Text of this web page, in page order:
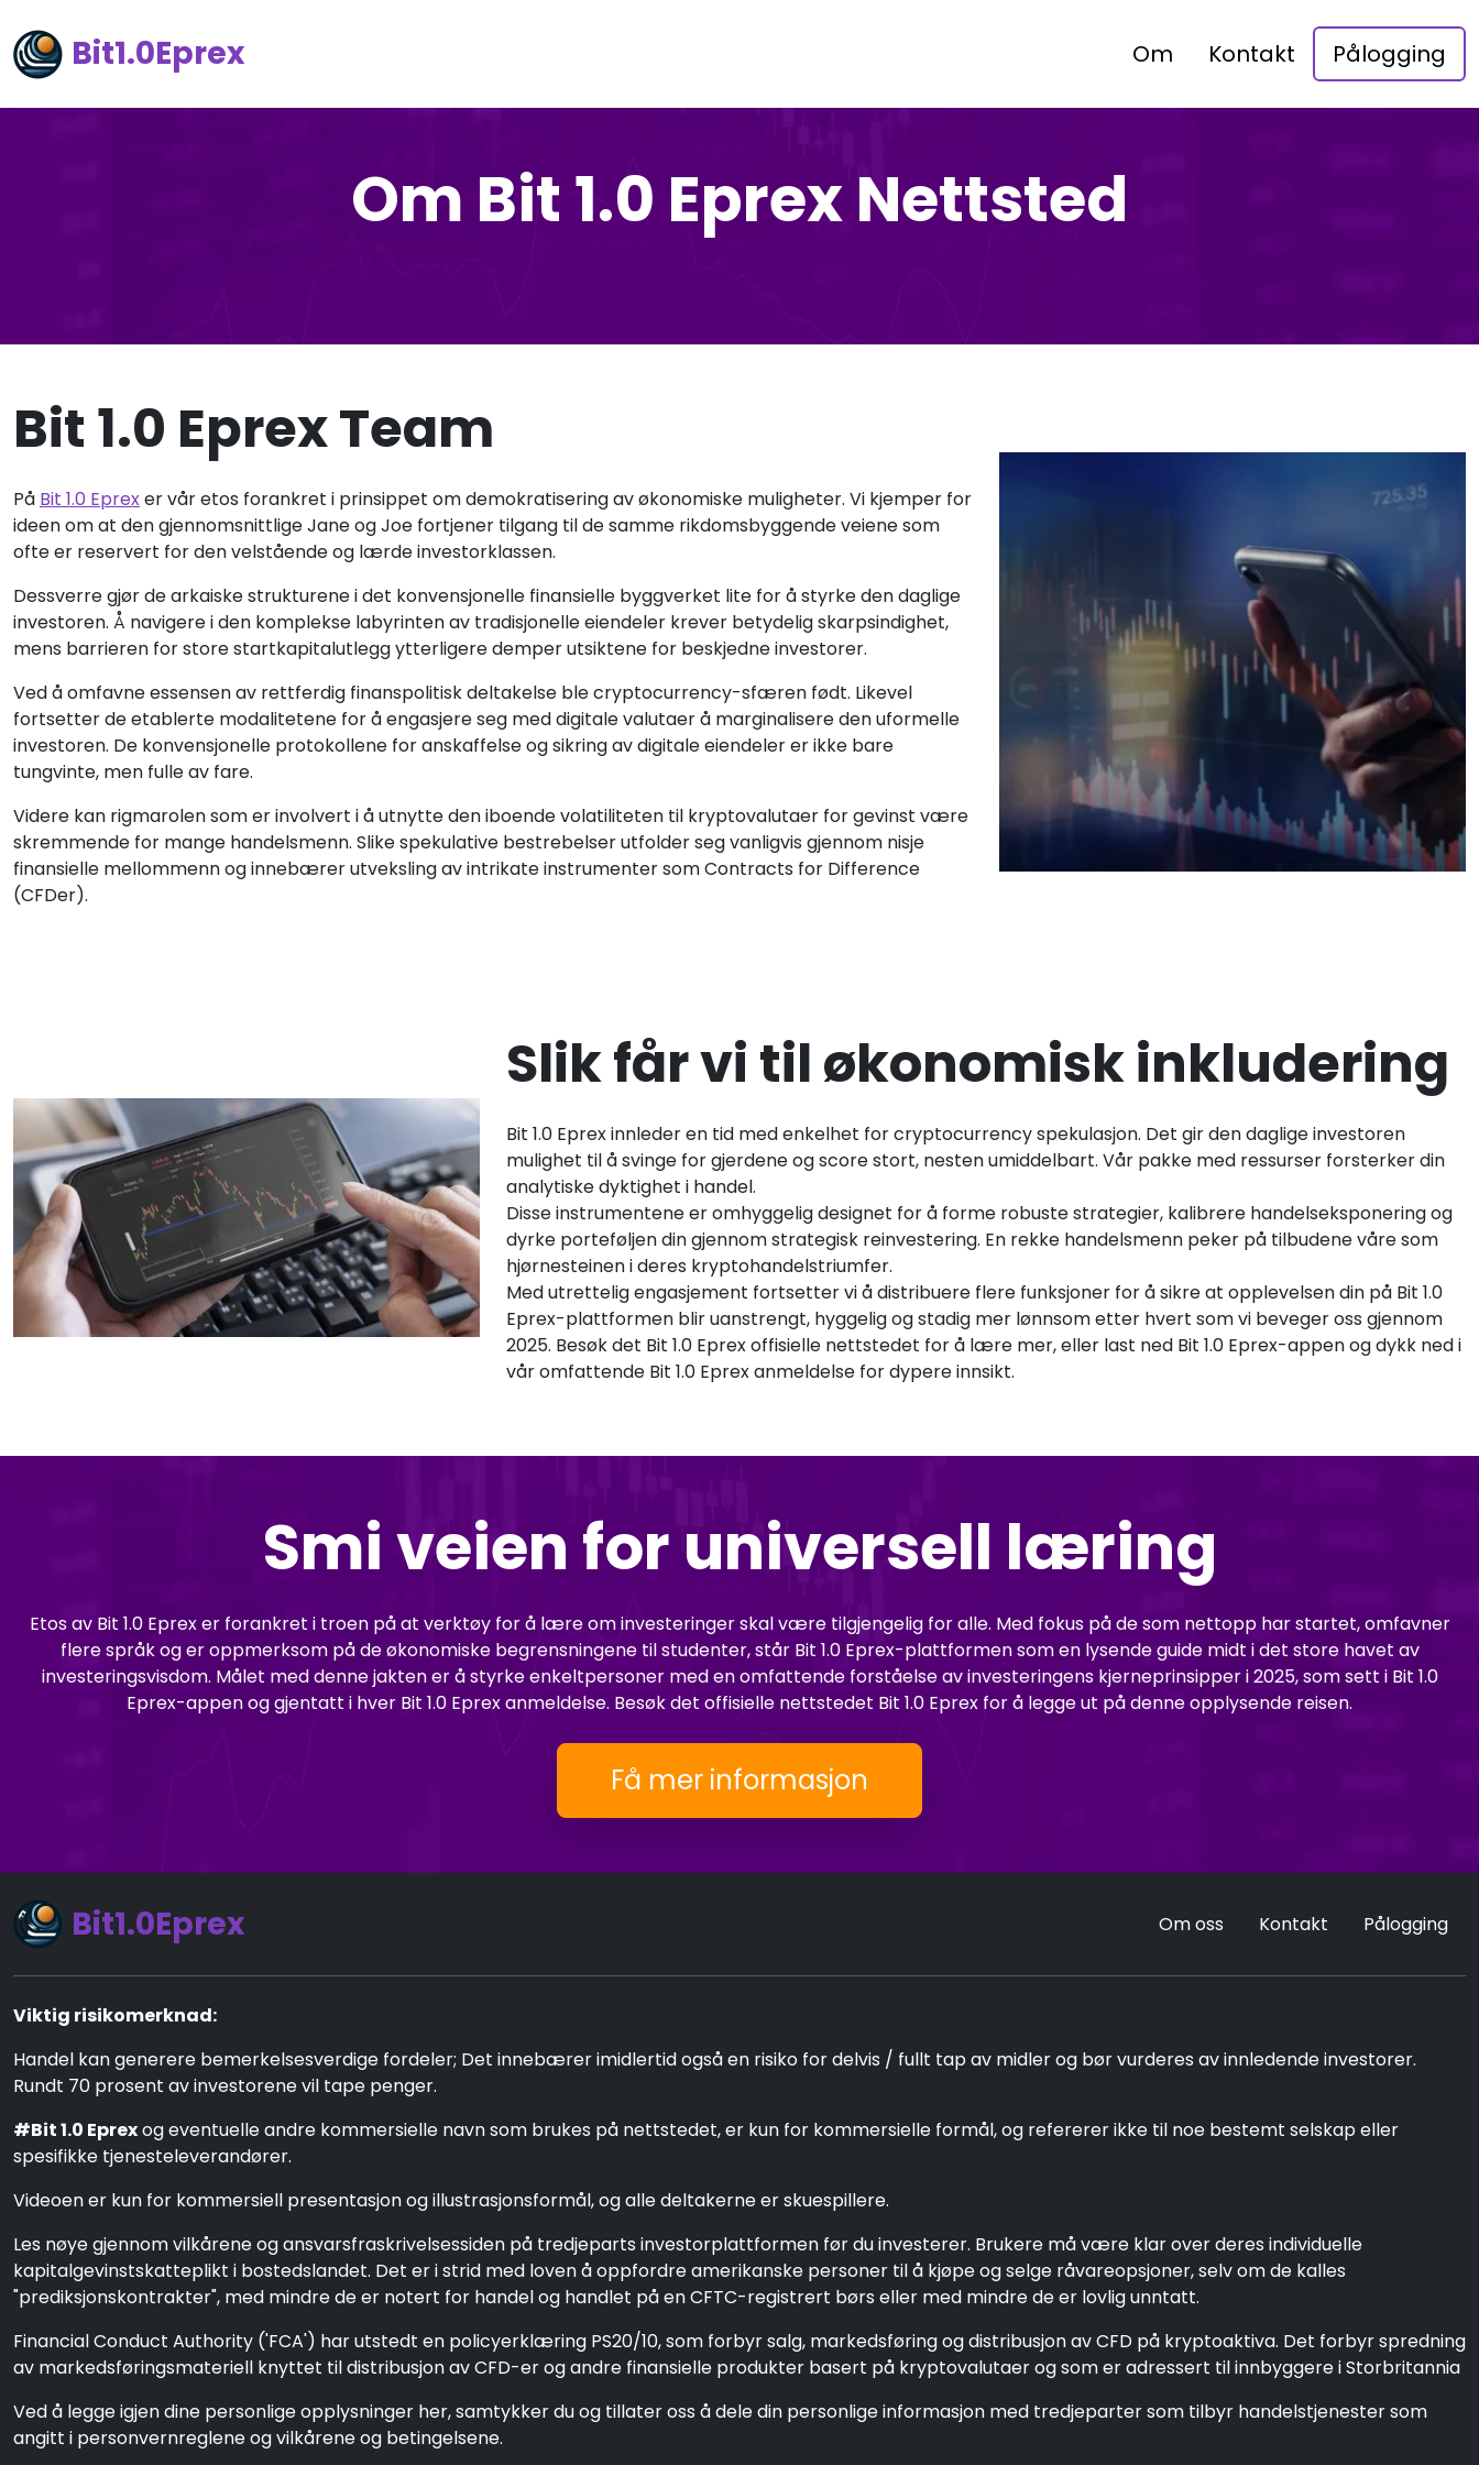
Bit1.0Eprex Om Kontakt Pålogging
Om Bit 1.0 Eprex Nettsted
Bit 1.0 Eprex Team
På Bit 1.0 Eprexer vår etos forankret i prinsippet om demokratisering av økonomiske muligheter. Vi kjemper for
ideen om at den gjennomsnittlige Jane og Joe fortjener tilgang til de samme rikdomsbyggende veiene som
ofte er reservert for den velstående og lærde investorklassen.
Dessverre gjør de arkaiske strukturene i det konvensjonelle finansielle byggverket lite for å styrke den daglige
investoren. Å navigere i den komplekse labyrinten av tradisjonelle eiendeler krever betydelig skarpsindighet,
mens barrieren for store startkapitalutlegg ytterligere demper utsiktene for beskjedne investorer.
Ved å omfavne essensen av rettferdig finanspolitisk deltakelse ble cryptocurrency-sfæren født. Likevel
fortsetter de etablerte modalitetene for å engasjere seg med digitale valutaer å marginalisere den uformelle
investoren. De konvensjonelle protokollene for anskaffelse og sikring av digitale eiendeler er ikke bare
tungvinte, men fulle av fare.
Videre kan rigmarolen som er involvert i å utnytte den iboende volatiliteten til kryptovalutaer for gevinst være
skremmende for mange handelsmenn. Slike spekulative bestrebelser utfolder seg vanligvis gjennom nisje
finansielle mellommenn og innebærer utveksling av intrikate instrumenter som Contracts for Difference
(CFDer).
Slik får vi til økonomisk inkludering
Bit 1.0 Eprex innleder en tid med enkelhet for cryptocurrency spekulasjon. Det gir den daglige investoren
mulighet til å svinge for gjerdene og score stort, nesten umiddelbart. Vår pakke med ressurser forsterker din
analytiske dyktighet i handel.
Disse instrumentene er omhyggelig designet for å forme robuste strategier, kalibrere handelseksponering og
dyrke porteføljen din gjennom strategisk reinvestering. En rekke handelsmenn peker på tilbudene våre som
hjørnesteinen i deres kryptohandelstriumfer.
Med utrettelig engasjement fortsetter vi å distribuere flere funksjoner for å sikre at opplevelsen din på Bit 1.0
Eprex-plattformen blir uanstrengt, hyggelig og stadig mer lønnsom etter hvert som vi beveger oss gjennom
2025. Besøk det Bit 1.0 Eprex offisielle nettstedet for å lære mer, eller last ned Bit 1.0 Eprex-appen og dykk ned i
vår omfattende Bit 1.0 Eprex anmeldelse for dypere innsikt.
Smi veien for universell læring
Etos av Bit 1.0 Eprex er forankret i troen på at verktøy for å lære om investeringer skal være tilgjengelig for alle. Med fokus på de som nettopp har startet, omfavner
flere språk og er oppmerksom på de økonomiske begrensningene til studenter, står Bit 1.0 Eprex-plattformen som en lysende guide midt i det store havet av
investeringsvisdom. Målet med denne jakten er å styrke enkeltpersoner med en omfattende forståelse av investeringens kjerneprinsipper i 2025, som sett i Bit 1.0
Eprex-appen og gjentatt i hver Bit 1.0 Eprex anmeldelse. Besøk det offisielle nettstedet Bit 1.0 Eprex for å legge ut på denne opplysende reisen.
Få mer informasjon
Bit1.0Eprex Om oss Kontakt Pålogging
Viktig risikomerknad:
Handel kan generere bemerkelsesverdige fordeler; Det innebærer imidlertid også en risiko for delvis / fullt tap av midler og bør vurderes av innledende investorer.
Rundt 70 prosent av investorene vil tape penger.
#Bit 1.0 Eprexog eventuelle andre kommersielle navn som brukes på nettstedet, er kun for kommersielle formål, og refererer ikke til noe bestemt selskap eller
spesifikke tjenesteleverandører.
Videoen er kun for kommersiell presentasjon og illustrasjonsformål, og alle deltakerne er skuespillere.
Les nøye gjennom vilkårene og ansvarsfraskrivelsessiden på tredjeparts investorplattformen før du investerer. Brukere må være klar over deres individuelle
kapitalgevinstskatteplikt i bostedslandet. Det er i strid med loven å oppfordre amerikanske personer til å kjøpe og selge råvareopsjoner, selv om de kalles
"prediksjonskontrakter", med mindre de er notert for handel og handlet på en CFTC-registrert børs eller med mindre de er lovlig unntatt.
Financial Conduct Authority ('FCA') har utstedt en policyerklæring PS20/10, som forbyr salg, markedsføring og distribusjon av CFD på kryptoaktiva. Det forbyr spredning
av markedsføringsmateriell knyttet til distribusjon av CFD-er og andre finansielle produkter basert på kryptovalutaer og som er adressert til innbyggere i Storbritannia
Ved å legge igjen dine personlige opplysninger her, samtykker du og tillater oss å dele din personlige informasjon med tredjeparter som tilbyr handelstjenester som
angitt i personvernreglene og vilkårene og betingelsene.